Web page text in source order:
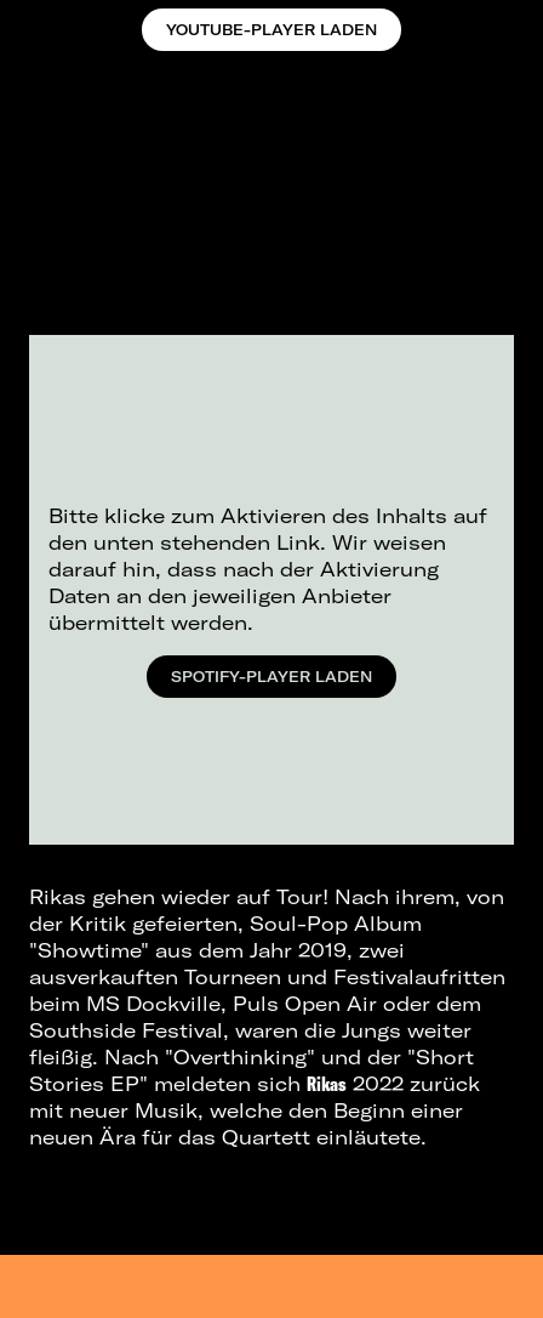
YOUTUBE-PLAYER LADEN
Bitte klicke zum Aktivieren des Inhalts auf
den unten stehenden Link. Wir weisen
darauf hin, dass nach der Aktivierung
Daten an den jeweiligen Anbieter
übermittelt werden.
SPOTIFY-PLAYER LADEN
Rikas gehen wieder auf Tour! Nach ihrem, von
der Kritik gefeierten, Soul-Pop Album
"Showtime" aus dem Jahr 2019, zwei
ausverkauften Tourneen und Festivalaufritten
beim MS Dockville, Puls Open Air oder dem
Southside Festival, waren die Jungs weiter
fleißig. Nach "Overthinking" und der "Short
Stories EP" meldeten sich Rikas 2022 zurück
mit neuer Musik, welche den Beginn einer
neuen Ära für das Quartett einläutete.